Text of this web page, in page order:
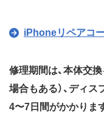
iPhoneリペアコ
修理期間は、本体交
場合もある）、ディ
4〜7日間がかかります